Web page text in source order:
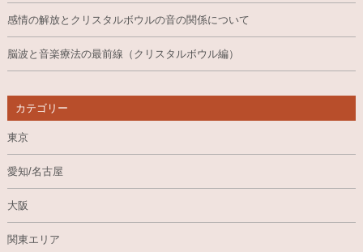
感情の解放とクリスタルボウルの音の関係について
脳波と音楽療法の最前線（クリスタルボウル編）
カテゴリー
東京
愛知/名古屋
大阪
関東エリア